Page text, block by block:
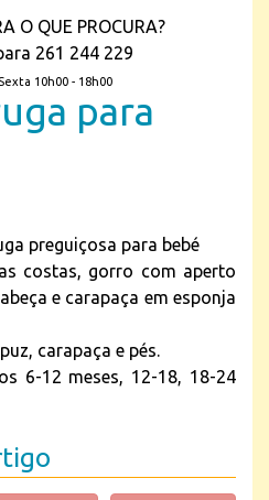
O QUE PROCURA?
261 244 229
10h00 - 18h00
para
preguiçosa para bebé
costas, gorro com aperto
e carapaça em esponja
carapaça e pés.
6-12 meses, 12-18, 18-24